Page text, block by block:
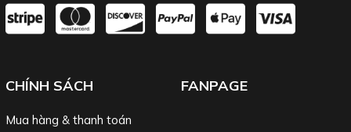
CHÍNH SÁCH
Mua hàng & thanh toán
FANPAGE